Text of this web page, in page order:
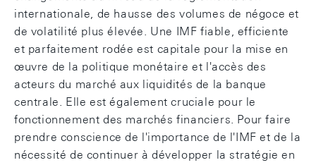
internationale, de hausse des volumes de négoce et
de volatilité plus élevée. Une IMF fiable, efficiente
et parfaitement rodée est capitale pour la mise en
œuvre de la politique monétaire et l'accès des
acteurs du marché aux liquidités de la banque
centrale. Elle est également cruciale pour le
fonctionnement des marchés financiers. Pour faire
prendre conscience de l'importance de l'IMF et de la
nécessité de continuer à développer la stratégie en